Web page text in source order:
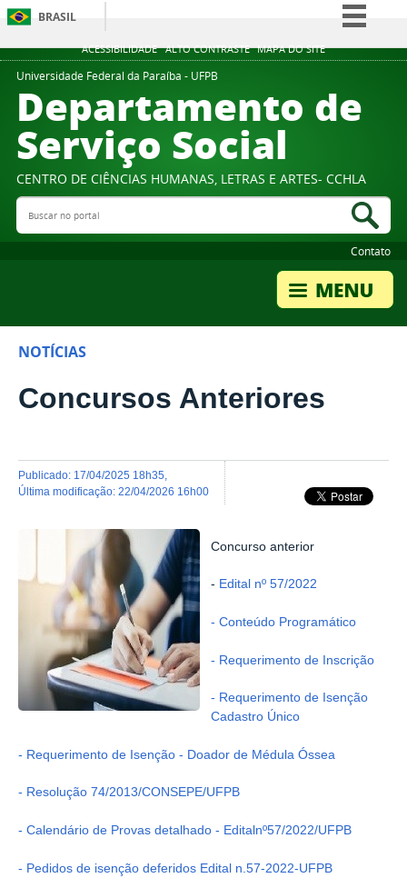
ACESSIBILIDADE ALTO CONTRASTE MAPA DO SITE
BRASIL
Simplifique!
Participe
Acesso à informação
Legislação
Universidade Federal da Paraíba - UFPB
Departamento de
Serviço Social
CENTRO DE CIÊNCIAS HUMANAS, LETRAS E ARTES- CCHLA
Buscar no portal
Contato
NOTÍCIAS
Concursos Anteriores
publicado: 17/04/2025 18h35
última modificação: 22/04/2026 16h00
Concurso anterior
- Edital nº 57/2022
- Conteúdo Programático
- Requerimento de Inscrição
- Requerimento de Isenção
Cadastro Único
- Requerimento de Isenção - Doador de Médula Óssea
- Resolução 74/2013/CONSEPE/UFPB
- Calendário de Provas detalhado - Editalnº57/2022/UFPB
- Pedidos de isenção deferidos Edital n.57-2022-UFPB